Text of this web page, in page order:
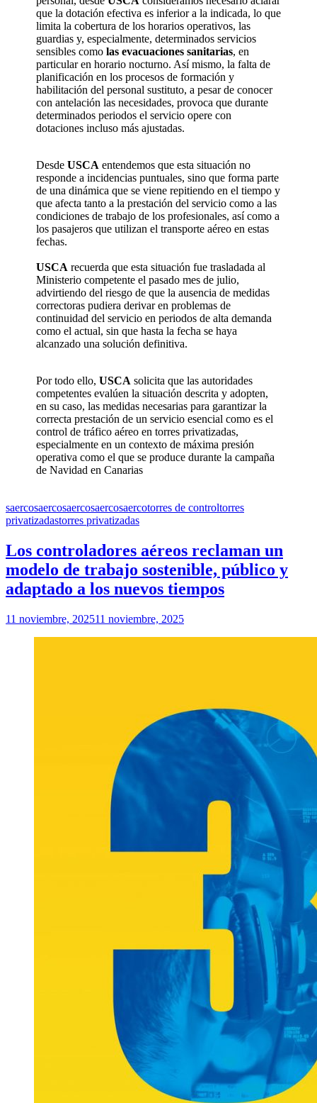
que la dotación efectiva es inferior a la indicada, lo que
limita la cobertura de los horarios operativos, las
guardias y, especialmente, determinados servicios
sensibles como las evacuaciones sanitarias, en
particular en horario nocturno. Así mismo, la falta de
planificación en los procesos de formación y
habilitación del personal sustituto, a pesar de conocer
con antelación las necesidades, provoca que durante
determinados periodos el servicio opere con
dotaciones incluso más ajustadas.
Desde USCA entendemos que esta situación no
responde a incidencias puntuales, sino que forma parte
de una dinámica que se viene repitiendo en el tiempo y
que afecta tanto a la prestación del servicio como a las
condiciones de trabajo de los profesionales, así como a
los pasajeros que utilizan el transporte aéreo en estas
fechas.
USCA recuerda que esta situación fue trasladada al
Ministerio competente el pasado mes de julio,
advirtiendo del riesgo de que la ausencia de medidas
correctoras pudiera derivar en problemas de
continuidad del servicio en periodos de alta demanda
como el actual, sin que hasta la fecha se haya
alcanzado una solución definitiva.
Por todo ello, USCA solicita que las autoridades
competentes evalúen la situación descrita y adopten,
en su caso, las medidas necesarias para garantizar la
correcta prestación de un servicio esencial como es el
control de tráfico aéreo en torres privatizadas,
especialmente en un contexto de máxima presión
operativa como el que se produce durante la campaña
de Navidad en Canarias
saercosaercosaercosaercosaercotorres de controltorres
privatizadastorres privatizadas
Los controladores aéreos reclaman un
modelo de trabajo sostenible, público y
adaptado a los nuevos tiempos
11 noviembre, 202511 noviembre, 2025